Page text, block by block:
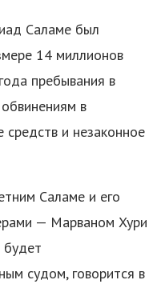
Саламе был
14 миллионов
пребывания в
в
и незаконное
Саламе и его
— Марваном Хури
судом, говорится в